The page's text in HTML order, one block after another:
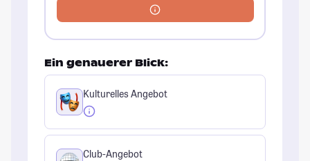
Ein genauerer Blick:
Kulturelles Angebot
Club-Angebot